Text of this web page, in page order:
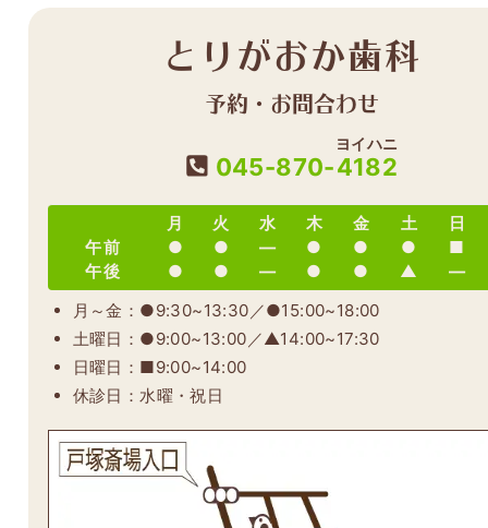
とりがおか歯科
予約・お問合わせ
045-870-4182
ヨイハニ
月 火 水 木 金 土
日
午前
● ● ― ● ● ●
■
午後
● ● ― ● ● ▲
―
月～金：●9:30~13:30／●15:00~18:00
土曜日：●9:00~13:00／▲14:00~17:30
日曜日：■9:00~14:00
休診日：水曜・祝日